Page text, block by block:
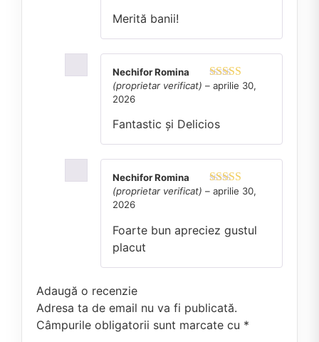
Merită banii!
Evaluat la
Nechifor Romina
(proprietar verificat) – aprilie 30,
2026
Fantastic și Delicios
Evaluat la
Nechifor Romina
(proprietar verificat) – aprilie 30,
2026
Foarte bun apreciez gustul
placut
Adaugă o recenzie
Adresa ta de email nu va fi publicată.
Câmpurile obligatorii sunt marcate cu *